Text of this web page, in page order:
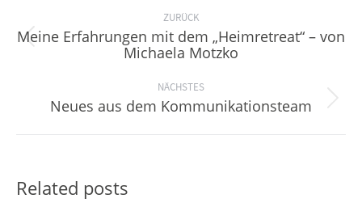
ZURÜCK
Vorheriger
Beitrag:
Meine Erfahrungen mit dem „Heimretreat“ – von
Michaela Motzko
NÄCHSTES
Nächster
Neues aus dem Kommunikationsteam
Related posts